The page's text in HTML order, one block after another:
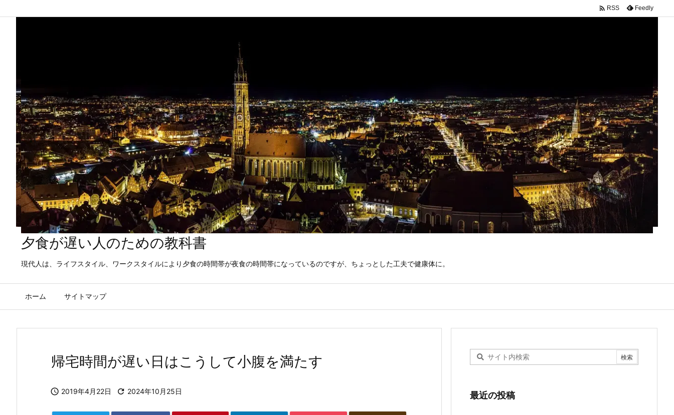
夕食が遅い人のための教科書
現代人は、ライフスタイル、ワークスタイルにより夕食の時間帯が夜食の時間帯になっているのですが、ちょっとした工夫で健康体に。
ホーム サイトマップ
 RSS Feedly
帰宅時間が遅い日はこうして小腹を満たす
 2019年4月22日  2024年10月25日 最近の投稿